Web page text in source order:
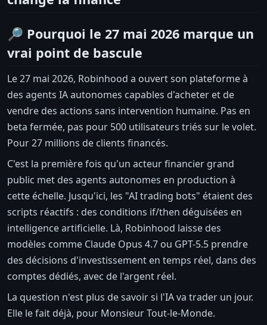
🔎 Pourquoi le 27 mai 2026 marque un
vrai point de bascule
Le 27 mai 2026, Robinhood a ouvert son plateforme à
des agents IA autonomes capables d'acheter et de
vendre des actions sans intervention humaine. Pas en
beta fermée, pas pour 500 utilisateurs triés sur le volet.
Pour 27 millions de clients financés.
C'est la première fois qu'un acteur financier grand
public met des agents autonomes en production à
cette échelle. Jusqu'ici, les "AI trading bots" étaient des
scripts réactifs : des conditions if/then déguisées en
intelligence artificielle. Là, Robinhood laisse des
modèles comme Claude Opus 4.7 ou GPT-5.5 prendre
des décisions d'investissement en temps réel, dans des
comptes dédiés, avec de l'argent réel.
La question n'est plus de savoir si l'IA va trader un jour.
Elle le fait déjà, pour Monsieur Tout-le-Monde.